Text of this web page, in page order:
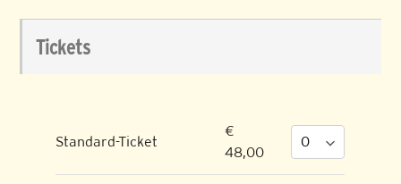
Tickets
Standard-Ticket
€
48,00